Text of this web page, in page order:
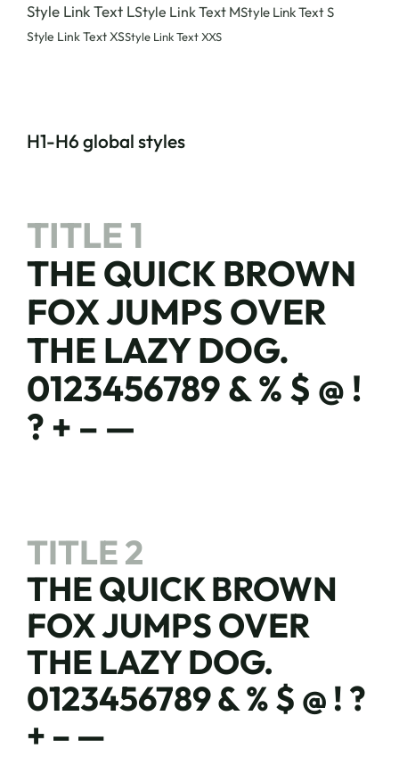
Style Link Text LStyle Link Text MStyle Link Text S
Style Link Text XSStyle Link Text XXS
H1-H6 global styles
TITLE 1
THE QUICK BROWN
FOX JUMPS OVER
THE LAZY DOG.
0123456789 & % $ @ !
? + – —
TITLE 2
THE QUICK BROWN
FOX JUMPS OVER
THE LAZY DOG.
0123456789 & % $ @ ! ?
+ – —